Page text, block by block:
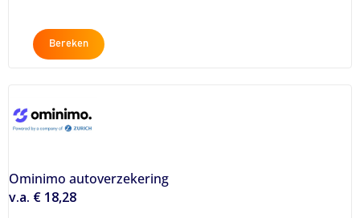
Bereken
Ominimo autoverzekering
v.a. € 18,28